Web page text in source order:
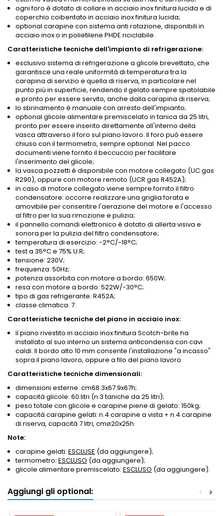
ogni foro è dotato di collare in acciaio inox finitura lucida e di
coperchio coibentato in acciaio inox finitura lucida;
optional carapine con sistema anti rotazione, disponibili in
acciaio inox o in polietilene PHDE riciclabile.
Caratteristiche tecniche dell'impianto di refrigerazione:
esclusivo sistema di refrigerazione a glicole brevettato, che
garantisce una reale uniformità di temperatura tra la
carapina di servizio e quella di riserva, in particolare nel
punto più in superficie, rendendo il gelato sempre spatolabile
e pronto per essere servito, anche dalla carapina di riserva;
lo sbrinamento è manuale con arresto dell'impianto;
optional glicole alimentare premiscelato in tanica da 25 litri,
pronto per essere inserito direttamente all'interno della
vasca attraverso il foro sul piano lavoro. Il foro può essere
chiuso con il termometro, sempre optional. Nel pacco
documenti viene fornito il beccuccio per facilitare
l'inserimento del glicole;
la vasca pozzetti è disponibile con motore collegato (UC gas
R290), oppure con motore remoto (UCR gas R452A);
in caso di motore collegato viene sempre fornito il filtro
condensatore: occorre realizzare una griglia forata e
amovibile per consentire l'aerazione del motore e l'accesso
al filtro per la sua rimozione e pulizia;
il pannello comandi elettronico è dotato di allerta visiva e
sonora per la pulizia del filtro condensatore;
temperatura di esercizio: -2°C/-18°C;
test a 35°C e 75% U.R;
tensione: 230V;
frequenza: 50Hz;
potenza assorbita con motore a bordo: 650W;
resa con motore a bordo: 522W/-30°C;
tipo di gas refrigerante: R452A;
classe climatica: 7.
Caratteristiche tecniche del piano in acciaio inox:
il piano rivestito in acciaio inox finitura Scotch-brite ha
installato al suo interno un sistema anticondensa con cavi
caldi. Il bordo alto 10 mm consente l'installazione "a incasso"
sopra il piano lavoro, oppure a filo del piano lavoro.
Caratteristiche tecniche dimensionali:
dimensioni esterne: cm68.3x67.9x67h;
capacità glicole: 60 litri (n.3 taniche da 25 litri);
peso totale con glicole e carapine piene di gelato: 150kg;
capacità carapine gelati: n.4 carapine a vista + n.4 carapine
di riserva, capacità 7 litri, cmø20x25h.
Note:
carapine gelati: ESCLUSE (da aggiungere);
termometro: ESCLUSO (da aggiungere);
glicole alimentare premiscelato: ESCLUSO (da aggiungere).
Aggiungi gli optional: >
<